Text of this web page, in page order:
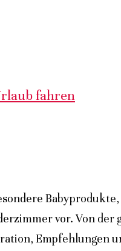
fahren
vor. Von der
Empfehlungen